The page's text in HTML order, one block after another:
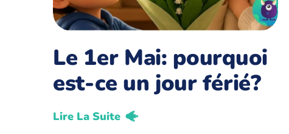
Le 1er Mai: pourquoi
est-ce un jour férié?
Lire La Suite